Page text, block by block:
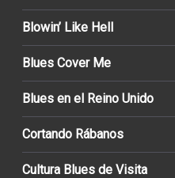
Blowin’ Like Hell
Blues Cover Me
Blues en el Reino Unido
Cortando Rábanos
Cultura Blues de Visita